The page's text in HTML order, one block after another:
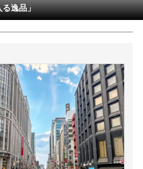
ページ
レンド
の未来
べる
ント
る逸品」